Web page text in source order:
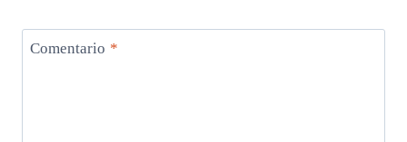
Comentario *